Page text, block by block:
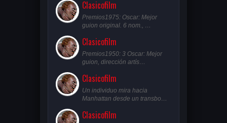
Clasicofilm
Premios1975: Oscar: Mejor
guion original. 6 nom., …
Clasicofilm
Premios1950: 3 Oscar: Mejor
guion, dirección artís…
Clasicofilm
Un individuo mira hacia
Manhattan desde un transbo…
Clasicofilm